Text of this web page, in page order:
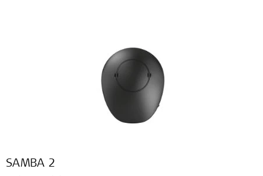
SAMBA 2